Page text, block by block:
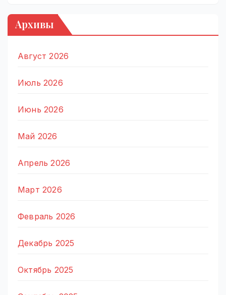
Архивы
Август 2026
Июль 2026
Июнь 2026
Май 2026
Апрель 2026
Март 2026
Февраль 2026
Декабрь 2025
Октябрь 2025